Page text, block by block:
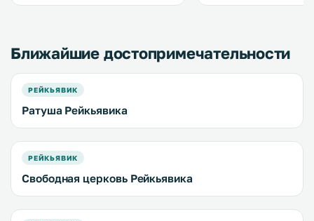
апартаментов. До гавани
Ближайшие достопримечательности
РЕЙКЬЯВИК
Ратуша Рейкьявика
РЕЙКЬЯВИК
Свободная церковь Рейкьявика